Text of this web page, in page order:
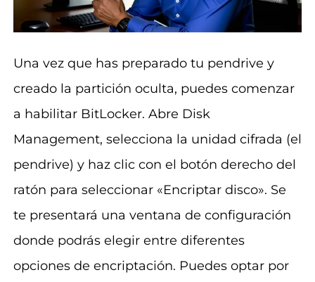
Una vez que has preparado tu pendrive y
creado la partición oculta, puedes comenzar
a habilitar BitLocker. Abre Disk
Management, selecciona la unidad cifrada (el
pendrive) y haz clic con el botón derecho del
ratón para seleccionar «Encriptar disco». Se
te presentará una ventana de configuración
donde podrás elegir entre diferentes
opciones de encriptación. Puedes optar por